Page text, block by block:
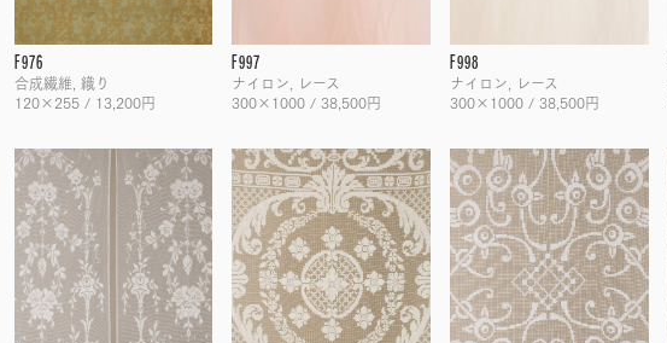
F976
合成繊維, 織り
120×255 / 13,200円
F997
ナイロン, レース
300×1000 / 38,500円
F998
ナイロン, レース
300×1000 / 38,500円